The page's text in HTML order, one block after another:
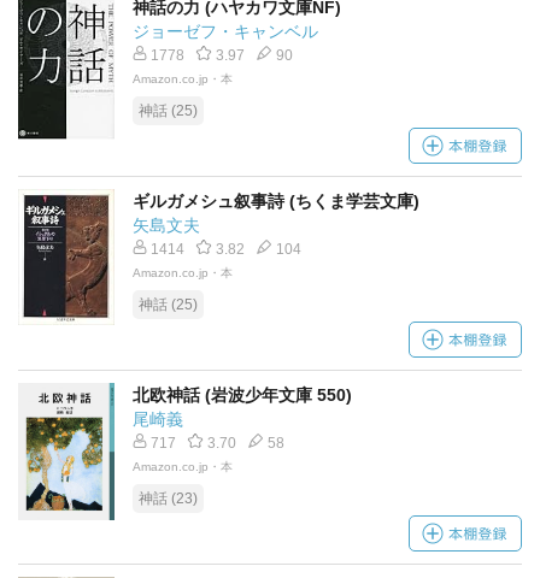
神話の力 (ハヤカワ文庫NF)
ジョーゼフ・キャンベル
1778 3.97 90
Amazon.co.jp・本
神話 (25)
ギルガメシュ叙事詩 (ちくま学芸文庫)
矢島文夫
1414 3.82 104
Amazon.co.jp・本
神話 (25)
北欧神話 (岩波少年文庫 550)
尾崎義
717 3.70 58
Amazon.co.jp・本
神話 (23)